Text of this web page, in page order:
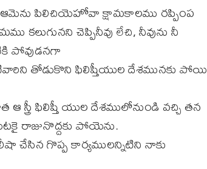
ఆమెను పిలిచియెహోవా క్షామకాలము రప్పింప
కలుగునని చెప్పినీవు లేచి, నీవును నీ
పోవుడనగా
తోడుకొని ఫిలిష్తీయుల దేశమునకు పోయి
స్త్రీ ఫిలిష్తీ యుల దేశములోనుండి వచ్చి తన
రాజునొద్దకు పోయెను.
గొప్ప కార్యములన్నిటిని నాకు